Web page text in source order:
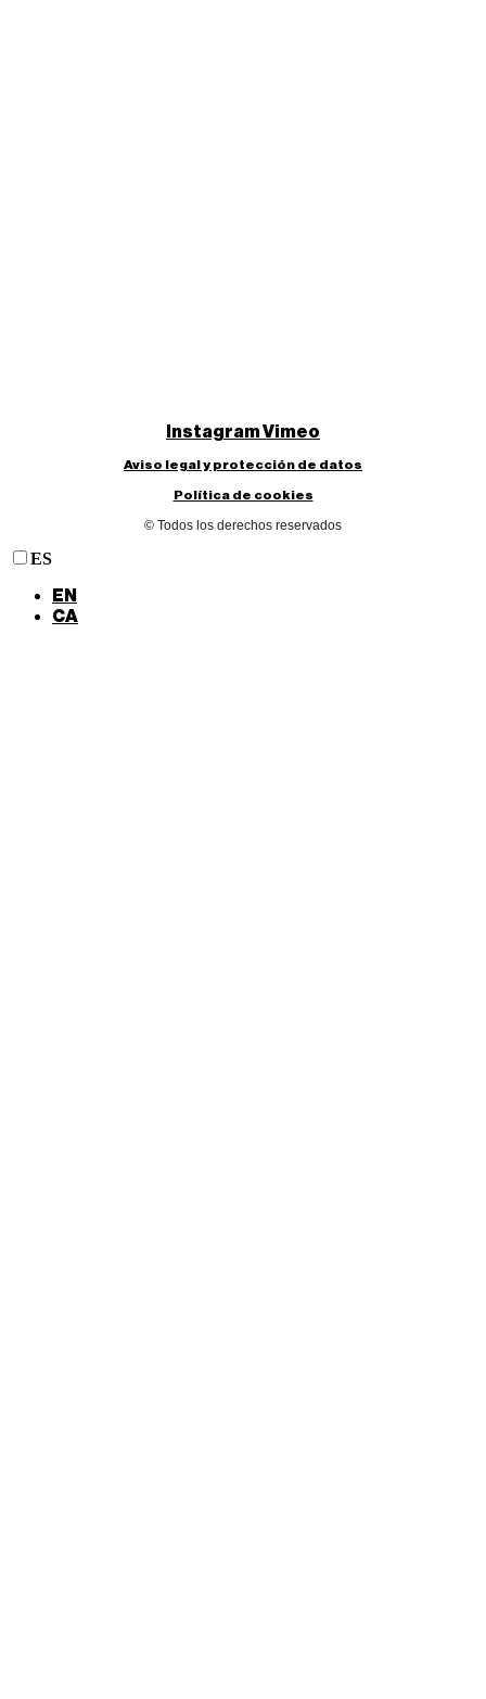
InstagramVimeo
Aviso legal y protección de datos
Política de cookies
© Todos los derechos reservados
ES
EN
CA